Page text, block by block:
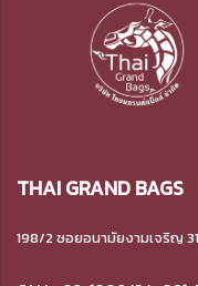
THAI GRAND BAGS
198/2 ซอยอนามัยงามเจริญ